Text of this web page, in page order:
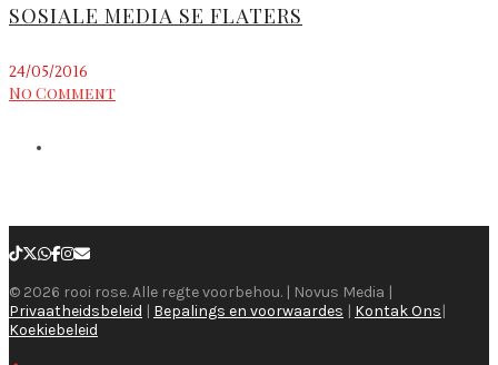
SOSIALE MEDIA SE FLATERS
24/05/2016
No Comment
© 2026 rooi rose. Alle regte voorbehou. | Novus Media |
Privaatheidsbeleid | Bepalings en voorwaardes | Kontak Ons|
Koekiebeleid